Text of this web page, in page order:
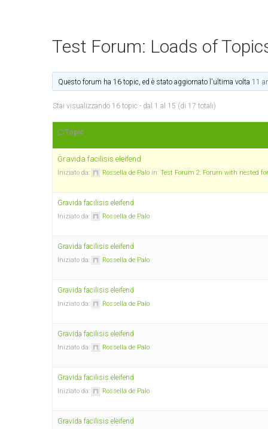
Test Forum: Loads of
Questo forum ha 16 topic, ed è stato aggiornato l'ultima volta11
Stai visualizzando 16 topic - dal 1 al 15 (di 17 totali)
Topic
Gravida facilisis eleifend
Iniziato da: Rossella de Palo in: Test Forum 2: Forum with nested
Gravida facilisis eleifend
Iniziato da: Rossella de Palo
Gravida facilisis eleifend
Iniziato da: Rossella de Palo
Gravida facilisis eleifend
Iniziato da: Rossella de Palo
Gravida facilisis eleifend
Iniziato da: Rossella de Palo
Gravida facilisis eleifend
Iniziato da: Rossella de Palo
Gravida facilisis eleifend